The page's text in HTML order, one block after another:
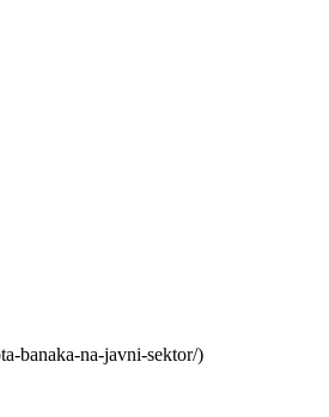
banaka-na-javni-sektor/)